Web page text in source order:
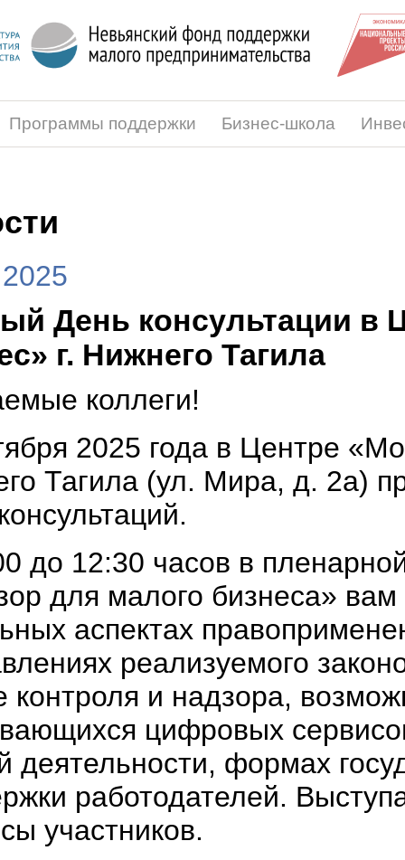
Программы поддержки Бизнес-школа
День консультации в
г. Нижнего Тагила
коллеги!
2025 года в Центре
Тагила (ул. Мира, д. 2а)
до 12:30 часов в
для малого бизнеса» вам
аспектах
реализуемого
контроля и надзора,
цифровых
деятельности, формах
работодателей.
участников.